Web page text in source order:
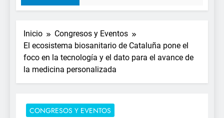
Inicio
Congresos y Eventos
El ecosistema biosanitario de Cataluña pone el
foco en la tecnología y el dato para el avance de
la medicina personalizada
CONGRESOS Y EVENTOS